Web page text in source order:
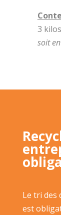
3
soit
Le tri des
est